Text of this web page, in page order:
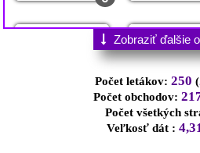
1
0
0
0
0
0
0
Zobraziť ďalšie
Počet letákov: 250 (
Počet obchodov:
Počet všetkých
Veľkosť dát :